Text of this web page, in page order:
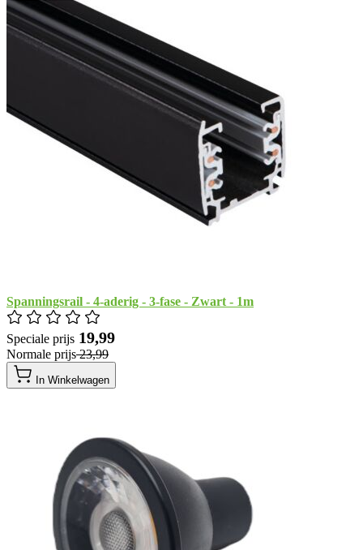
Spanningsrail - 4-aderig - 3-fase - Zwart - 1m
Speciale prijs ​ 19,99
Normale prijs​ 23,99
In Winkelwagen